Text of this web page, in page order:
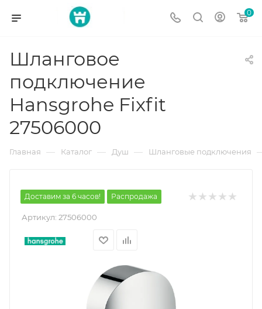
0
Шланговое
подключение
Hansgrohe Fixfit
27506000
Главная — Каталог — Душ — Шланговые подключения
Доставим за 6 часов! Распродажа
Артикул: 27506000